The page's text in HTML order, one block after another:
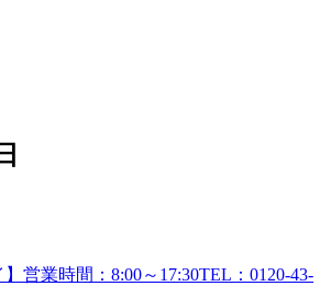
】営業時間：8:00～17:30TEL：0120-43-